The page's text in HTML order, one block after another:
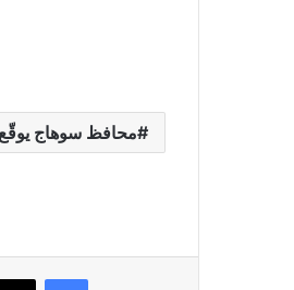
محافظ سوهاج يوقّع
فيسبوك